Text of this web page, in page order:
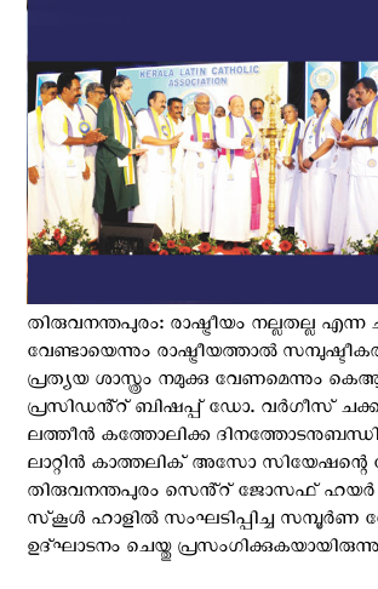
തിരുവനന്തപുരം: രാഷ്ട്രീയം നല്ലതല്ല എന്ന
വേണ്ടായെന്നും രാഷ്ട്രീയത്താൽ
പ്രത്യയ ശാസ്ത്രം നമുക്കു വേണമെന്നും
പ്രസിഡൻ്റ് ബിഷപ്പ് ഡോ. വർഗീസ്
ലത്തീൻ കത്തോലിക്ക
ലാറ്റിൻ കാത്തലിക് അസോ സിയേഷന്റെ
തിരുവനന്തപുരം സെൻ്റ് ജോസഫ് ഹയർ
സ്‌കൂൾ ഹാളിൽ സംഘടിപ്പിച്ച സമ്പൂർണ
ഉദ്ഘാടനം ചെയ്തു